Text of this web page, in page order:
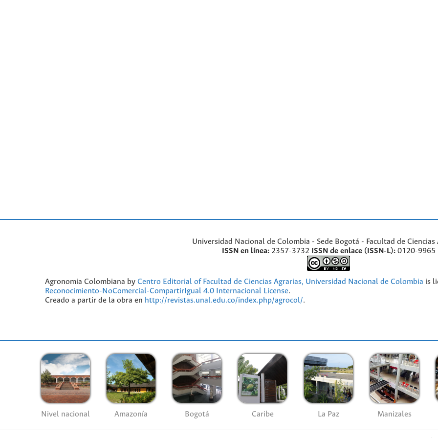
Universidad Nacional de Colombia - Sede Bogotá - Facultad de Ciencias
ISSN en línea:2357-3732 ISSN de enlace (ISSN-L):0120-9965
Agronomia Colombiana by Centro Editorial of Facultad de Ciencias Agrarias, Universidad Nacional de Colombia is
Reconocimiento-NoComercial-CompartirIgual 4.0 Internacional License.
Creado a partir de la obra en http://revistas.unal.edu.co/index.php/agrocol/.
Nivel nacional Amazonía Bogotá Caribe La Paz Manizales